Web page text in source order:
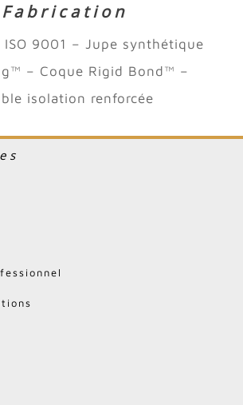
Fabrication
ISO 9001 – Jupe synthétique
– Coque Rigid Bond™ –
isolation renforcée